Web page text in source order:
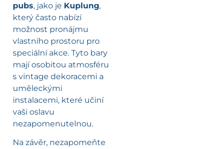
pubs, jako je Kuplung,
který často nabízí
možnost pronájmu
vlastního prostoru pro
speciální akce. Tyto bary
mají osobitou atmosféru
s vintage dekoracemi a
uměleckými
instalacemi, které učiní
vaši oslavu
nezapomenutelnou.
Na závěr, nezapomeňte